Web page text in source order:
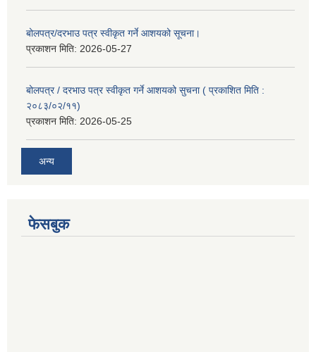
बोलपत्र/दरभाउ पत्र स्वीकृत गर्ने आशयको सूचना।
प्रकाशन मिति: 2026-05-27
बोलपत्र / दरभाउ पत्र स्वीकृत गर्ने आशयको सुचना ( प्रकाशित मिति :
२०८३/०२/११)
प्रकाशन मिति: 2026-05-25
अन्य
फेसबुक